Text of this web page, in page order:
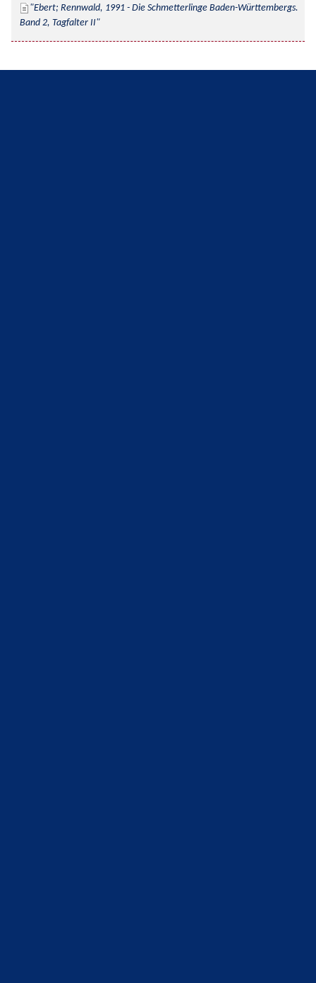
Ebert; Rennwald, 1991 - Die Schmetterlinge Baden-Württembergs.
Band 2, Tagfalter II